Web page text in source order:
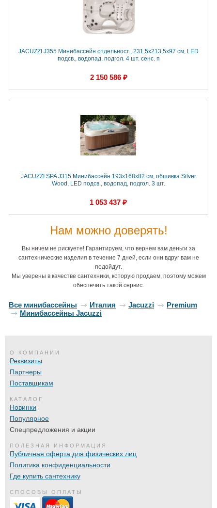
JACUZZI J355 Минибассейн отдельност., 231,5x213,5x97 см, LED
подсв., водопад, подгол. 4 шт. сенс. п
2 150 586 ₽
JACUZZI SPA J315 Минибассейн 193х168х82 см, обшивка Silver
Wood, LED подсв., водопад, подгол. 3 шт.
1 053 437 ₽
Нам можно доверять!
Вы ничем не рискуете! Гарантируем, что вернем вам деньги за
сантехнические изделия в течение 7 дней, если они вдруг вам не
подойдут.
Мы уверены в качестве сантехники, которую продаем, поэтому можем
обеспечить такой сервис.
Все минибассейны Италия Jacuzzi
Premium
Минибассейны Jacuzzi
О КОМПАНИИ
Реквизиты
Партнеры
Поставщикам
КАТАЛОГ
Новинки
Популярное
Спецпредложения и акции
ПОЛЕЗНАЯ ИНФОРМАЦИЯ
Публичная оферта для физических лиц
Политика конфиденциальности
Где купить сантехнику
СПОСОБЫ ОПЛАТЫ